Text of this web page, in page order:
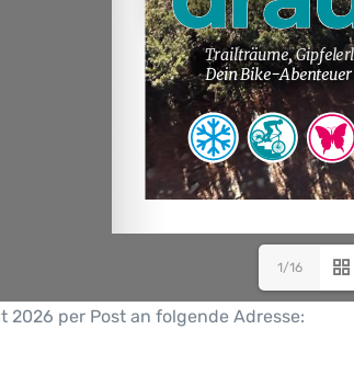
1/16
2026 per Post an folgende Adresse: